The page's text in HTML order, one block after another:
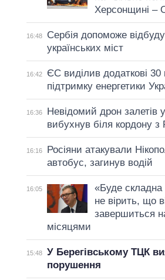
Херсонщині –
16:48
Сербія допоможе
українських міст
16:42
ЄС виділив додаткові
підтримку енергетики
16:36
Невідомий дрон залетів
вибухнув біля кордону з
16:16
Росіяни атакували
автобус, загинув водій
16:05
«Буде
не вірить, що
завершиться
місяцями
15:48
У Берегівському ТЦК
порушення